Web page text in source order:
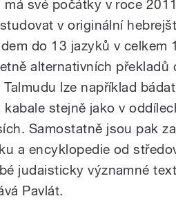
má své počátky v roce
v originální
do 13 jazyků v celkem
alternativních
lze například
kabale stejně jako v
Samostatně jsou pak
a encyklopedie od
judaisticky významné
Pavlát.